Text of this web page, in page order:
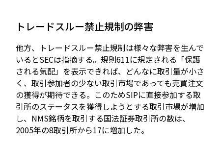
トレードスルー禁止規制の弊害
他方、トレードスルー禁止規制は様々な弊害を生んで
いるとSECは指摘する。規則611に規定される「保護
される気配」を表示できれば、どんなに取引量が小さ
く、取引参加者の少ない取引市場であっても売買注文
の獲得が期待できる。このためSIPに直接参加する取
引所のステータスを獲得しようとする取引市場が増加
し、NMS銘柄を取引する国法証券取引所の数は、
2005年の8取引所から17に増加した。